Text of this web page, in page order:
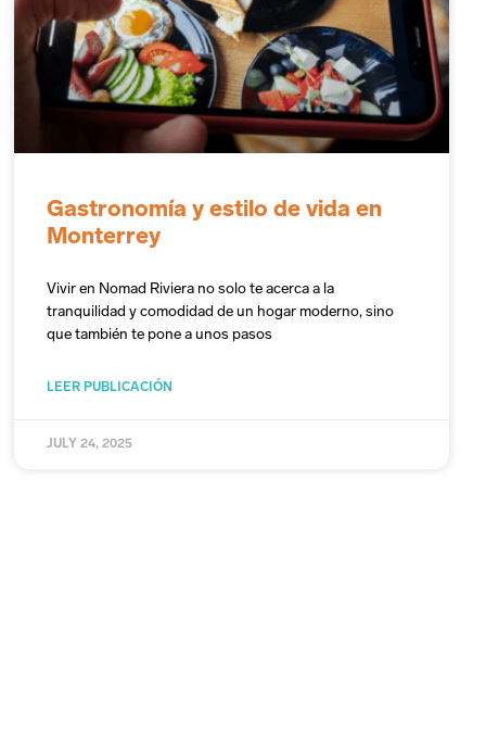
Gastronomía y estilo de vida en
Monterrey
Vivir en Nomad Riviera no solo te acerca a la
tranquilidad y comodidad de un hogar moderno, sino
que también te pone a unos pasos
LEER PUBLICACIÓN
JULY 24, 2025